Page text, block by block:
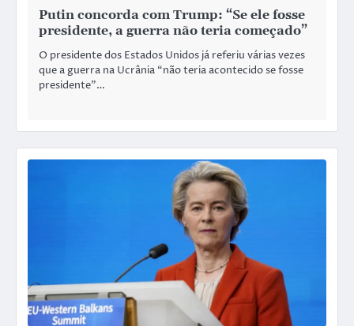
Putin concorda com Trump: “Se ele fosse
presidente, a guerra não teria começado”
O presidente dos Estados Unidos já referiu várias vezes
que a guerra na Ucrânia “não teria acontecido se fosse
presidente”…